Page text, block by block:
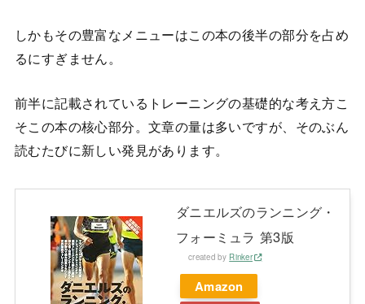
しかもその豊富なメニューはこの本の後半の部分を占め
るにすぎません。
前半に記載されているトレーニングの基礎的な考え方こ
そこの本の核心部分。文章の量は多いですが、そのぶん
読むたびに新しい発見があります。
ダニエルズのランニング・
フォーミュラ 第3版
created by Rinker
Amazon